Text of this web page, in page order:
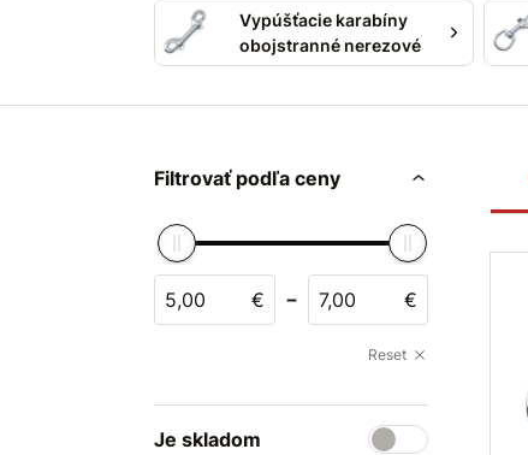
Vypúšťacie karabíny
obojstranné nerezové
Filtrovať podľa ceny
€ - €
Reset
Je skladom